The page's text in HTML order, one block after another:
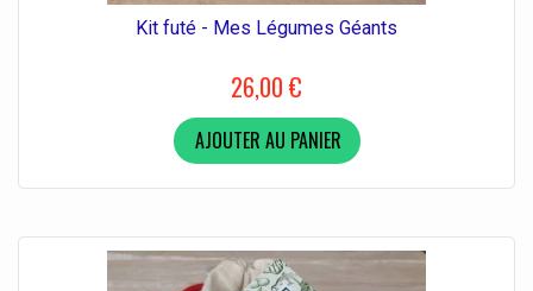
Kit futé - Mes Légumes Géants
26,00 €
AJOUTER AU PANIER